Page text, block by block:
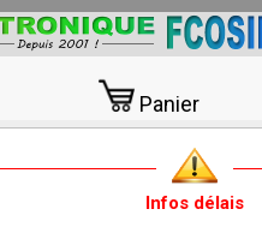
Panier
Infos délais